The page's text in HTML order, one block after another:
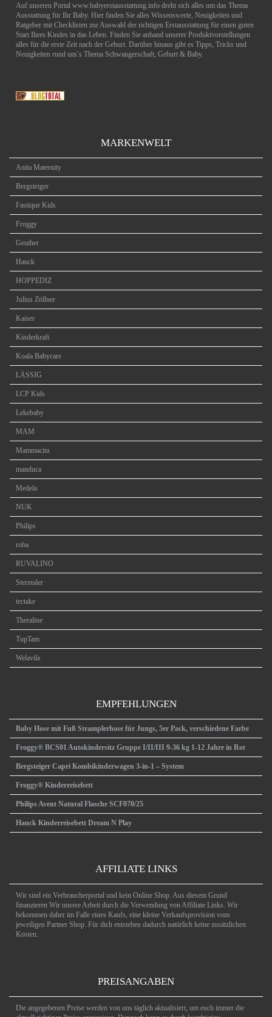
Auf unseren Portal www.babyerstausstattung.info dreht sich alles um das Thema
Ausstattung für Ihr Baby. Hier finden Sie alles Wissenswerte, Neuigkeiten und
Ratgeber mit Checklisten zur Auswahl der richtigen Erstausstattung für einen guten
Start Ihres Kindes in das Leben. Finden Sie anhand unserer Produktvorstellungen
alles für die erste Zeit nach der Geburt. Darüber hinaus gibt es Tipps, Tricks und
Neuigkeiten rund um´s Thema Schwangerschaft, Geburt & Baby.
MARKENWELT
Anita Maternity
Bergsteiger
Fastique Kids
Froggy
Geuther
Hauck
HOPPEDIZ
Julius Zöllner
Kaiser
Kinderkraft
Koala Babycare
LÄSSIG
LCP Kids
Lekebaby
MAM
Mammacita
manduca
Medela
NUK
Philips
roba
RUVALINO
Sterntaler
tectake
Theraline
TupTam
Welavila
EMPFEHLUNGEN
Baby Hose mit Fuß Stramplerhose für Jungs, 5er Pack, verschiedene Farbe
Froggy® BCS01 Autokindersitz Gruppe I/II/III 9-36 kg 1-12 Jahre in Rot
Bergsteiger Capri Kombikinderwagen 3-in-1 – System
Froggy® Kinderreisebett
Philips Avent Natural Flasche SCF070/25
Hauck Kinderreisebett Dream N Play
AFFILIATE LINKS
Wir sind ein Verbraucherportal und kein Online Shop. Aus diesem Grund
finanzieren Wir unsere Arbeit durch die Verwendung von Affiliate Links. Wir
bekommen daher im Falle eines Kaufs, eine kleine Verkaufsprovision vom
jeweiligen Partner Shop. Für dich entstehen dadurch natürlich keine zusätzlichen
Kosten.
PREISANGABEN
Die angegebenen Preise werden von uns täglich aktualisiert, um euch immer die